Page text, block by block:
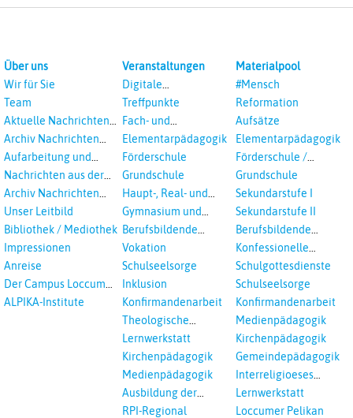
Über uns
Wir für Sie
Team
Aktuelle Nachrichten
aus dem RPI
Archiv Nachrichten
aus dem RPI ab 2018
Aufarbeitung und
Prävention
Landeskirche und EKD
Nachrichten aus der
Landeskirche
Archiv Nachrichten
aus der Landeskirche
Unser Leitbild
Bibliothek / Mediothek
Impressionen
Anreise
Der Campus Loccum
und Loccumer
ALPIKA-Institute
Veranstaltungen
Digitale
Veranstaltungen
Treffpunkte
Fach- und
Studientagungen
Elementarpädagogik
Förderschule
Grundschule
Haupt-, Real- und
Oberschule
Gymnasium und
Gesamtschule
Berufsbildende
Schulen
Vokation
Schulseelsorge
Inklusion
Konfirmandenarbeit
Theologische
Fortbildungen,
Interreligöses Lernen
Lernwerkstatt
Kirchenpädagogik
Medienpädagogik
Ausbildung der
Vikar*innen
RPI-Regional
Materialpool
#Mensch
Reformation
Aufsätze
Elementarpädagogik
Förderschule /
Inklusion
Grundschule
Sekundarstufe I
Sekundarstufe II
Berufsbildende
Schulen
Konfessionelle
Kooperation
Schulgottesdienste
Schulseelsorge
Konfirmandenarbeit
Medienpädagogik
Kirchenpädagogik
Gemeindepädagogik
Interreligioeses
Lernen
Lernwerkstatt
Loccumer Pelikan